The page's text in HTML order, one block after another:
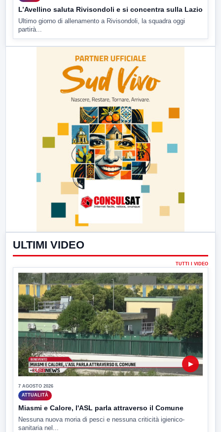
L’Avellino saluta Rivisondoli e si concentra sulla Lazio
Ultimo giorno di allenamento a Rivisondoli, la squadra oggi
partirà...
ULTIMI VIDEO
TUTTI I VIDEO
▶
7 AGOSTO 2026
ATTUALITÀ
Miasmi e Calore, l'ASL parla attraverso il Comune
Nessuna nuova moria di pesci e nessuna criticità igienico-
sanitaria nel...